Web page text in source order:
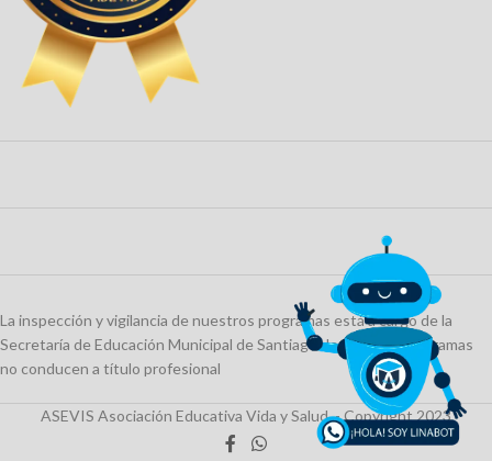
La inspección y vigilancia de nuestros programas está a cargo de la
Secretaría de Educación Municipal de Santiago de Cali. Los programas
no conducen a título profesional
ASEVIS Asociación Educativa Vida y Salud. - Copyright 2023